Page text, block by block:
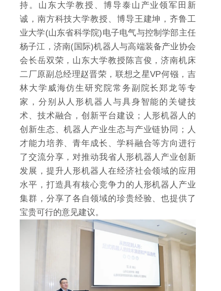
持。山东大学教授、博导泰山产业领军田新
诚，南方科技大学教授、博导王建坤，齐鲁工
业大学(山东省科学院)电子电气与控制学部主任
杨子江，济南(国际)机器人与高端装备产业协会
会长岳双荣，山东大学教授陈言俊，济南机床
二厂原副总经理赵晋荣，联想之星VP何镪，吉
林大学威海仿生研究院常务副院长郑龙等专
家，分别从人形机器人与具身智能的关键技
术、技术融合，创新平台建设；人形机器人的
创新生态、机器人产业生态与产业链协同；人
才能力培养、青年成长、学科融合等方向进行
了交流分享，对推动我省人形机器人产业创新
发展，提升人形机器人在经济社会领域的应用
水平，打造具有核心竞争力的人形机器人产业
集群，分享了各自领域的珍贵经验、也提供了
宝贵可行的意见建议。